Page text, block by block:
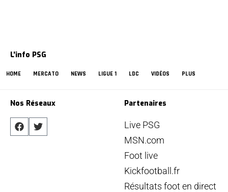
L'info PSG
HOME MERCATO NEWS LIGUE 1 LDC VIDÉOS PLUS
Nos Réseaux Partenaires
Live PSG
MSN.com
Foot live
Kickfootball.fr
Résultats foot en direct